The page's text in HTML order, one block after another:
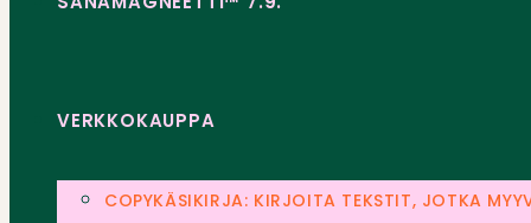
VERKKOKAUPPA
COPYKÄSIKIRJA: KIRJOITA TEKSTIT, JOTKA